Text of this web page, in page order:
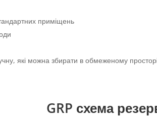
приміщень
які можна збирати в обмеженому
GRP схема